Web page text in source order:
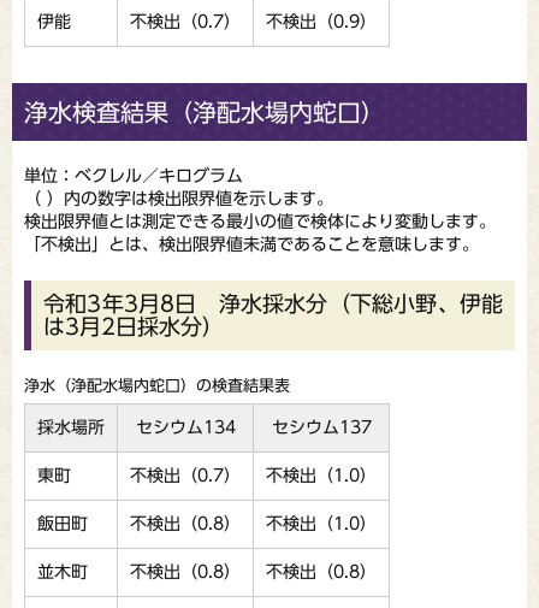
伊能 不検出（0.7） 不検出（0.9）
浄水検査結果（浄配水場内蛇口）
単位：ベクレル／キログラム
（ ）内の数字は検出限界値を示します。
検出限界値とは測定できる最小の値で検体により変動します。
「不検出」とは、検出限界値未満であることを意味します。
令和3年3月8日 浄水採水分（下総小野、伊能
は3月2日採水分）
浄水（浄配水場内蛇口）の検査結果表
採水場所 セシウム134 セシウム137
東町 不検出（0.7） 不検出（1.0）
飯田町 不検出（0.8） 不検出（1.0）
並木町 不検出（0.8） 不検出（0.8）